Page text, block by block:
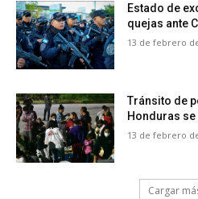
Estado de
quejas ante
13 de febrero
Tránsito de
Honduras se
13 de febrero
Cargar